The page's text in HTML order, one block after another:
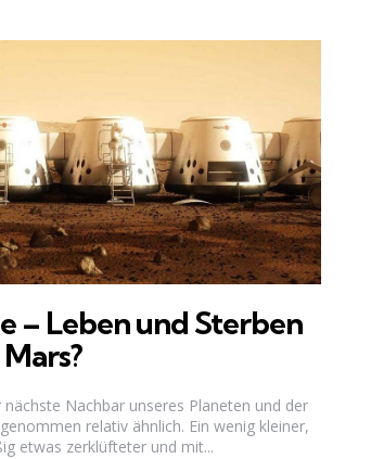
– Leben und Sterben
Nachbar unseres Planeten und der
relativ ähnlich. Ein wenig kleiner,
etwas zerklüfteter und mit...